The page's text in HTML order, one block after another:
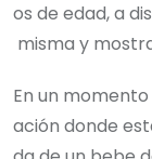
os de edad, a
misma y
En un
ación donde